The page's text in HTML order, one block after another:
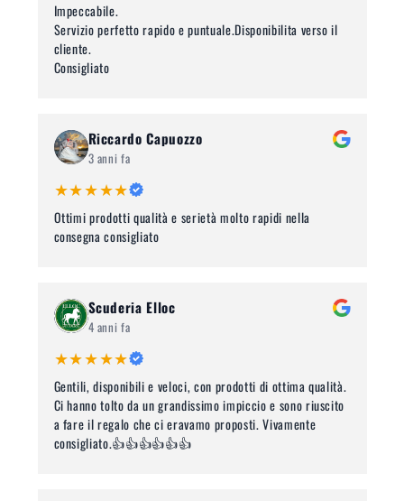
Impeccabile.
Servizio perfetto rapido e puntuale.Disponibilita verso il
cliente.
Consigliato
Riccardo Capuozzo
3 anni fa
★★★★★
Ottimi prodotti qualità e serietà molto rapidi nella
consegna consigliato
Scuderia Elloc
4 anni fa
★★★★★
Gentili, disponibili e veloci, con prodotti di ottima qualità.
Ci hanno tolto da un grandissimo impiccio e sono riuscito
a fare il regalo che ci eravamo proposti. Vivamente
consigliato.👍👍👍👍👍👍